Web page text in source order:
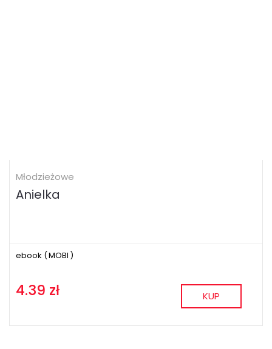
Młodzieżowe
Anielka
ebook (MOBI )
4.39 zł KUP